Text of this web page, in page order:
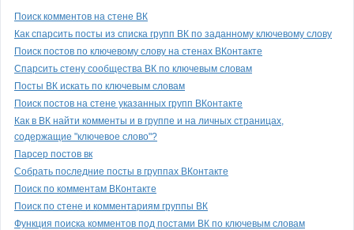
Поиск комментов на стене ВК
Как спарсить посты из списка групп ВК по заданному ключевому слову
Поиск постов по ключевому слову на стенах ВКонтакте
Спарсить стену сообщества ВК по ключевым словам
Посты ВК искать по ключевым словам
Поиск постов на стене указанных групп ВКонтакте
Как в ВК найти комменты и в группе и на личных страницах,
содержащие "ключевое слово"?
Парсер постов вк
Собрать последние посты в группах ВКонтакте
Поиск по комментам ВКонтакте
Поиск по стене и комментариям группы ВК
Функция поиска комментов под постами ВК по ключевым словам